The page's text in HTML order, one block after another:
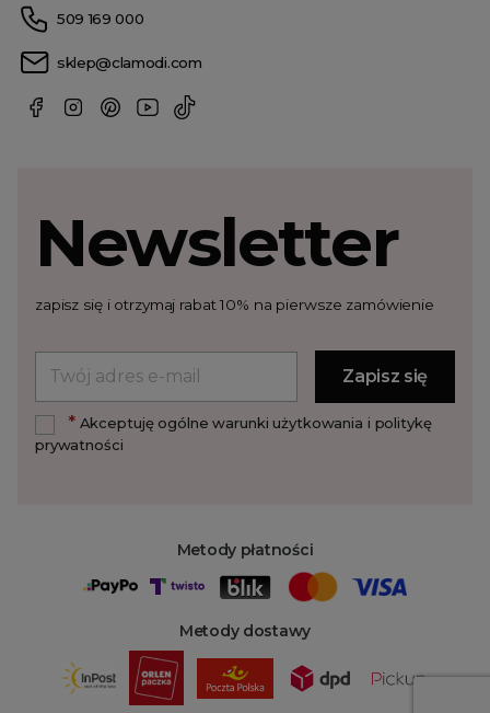
509 169 000
sklep@clamodi.com
Metody płatności
Metody dostawy
Newsletter
zapisz się i otrzymaj rabat 10% na pierwsze zamówienie
*Akceptuję ogólne warunki użytkowania i politykę
prywatności